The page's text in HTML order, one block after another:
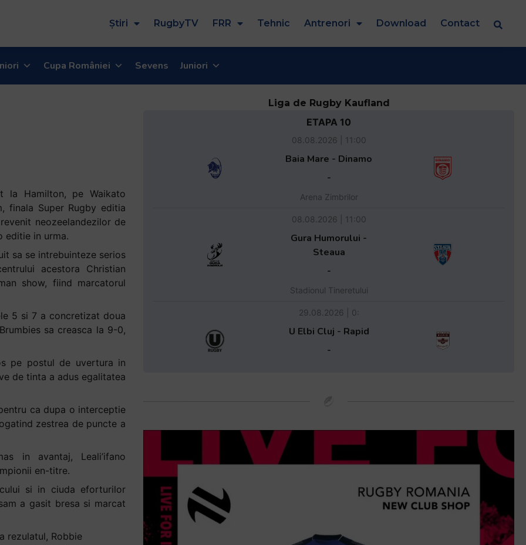
Știri RugbyTV FRR Tehnic Antrenori Download Contact
Cupa României Sevens Juniori
la Hamilton, pe Waikato
finala Super Rugby editia
neozeelandezilor de
editie in urma.
sa se intrebuinteze serios
acestora Christian
show, fiind marcatorul
5 si 7 a concretizat doua
sa creasca la 9-0,
pe postul de uvertura in
de tinta a adus egalitatea
ca dupa o interceptie
zestrea de puncte a
in avantaj, Leali’ifano
en-titre.
si in ciuda eforturilor
a gasit bresa si marcat
rezulatul, Robbie
Liga de Rugby Kaufland
ETAPA 10
08.08.2026 | 11:00
Baia Mare - Dinamo
-
Arena Zimbrilor
08.08.2026 | 11:00
Gura Humorului -
Steaua
-
Stadionul Tineretului
29.08.2026 | 0:
U Elbi Cluj - Rapid
-